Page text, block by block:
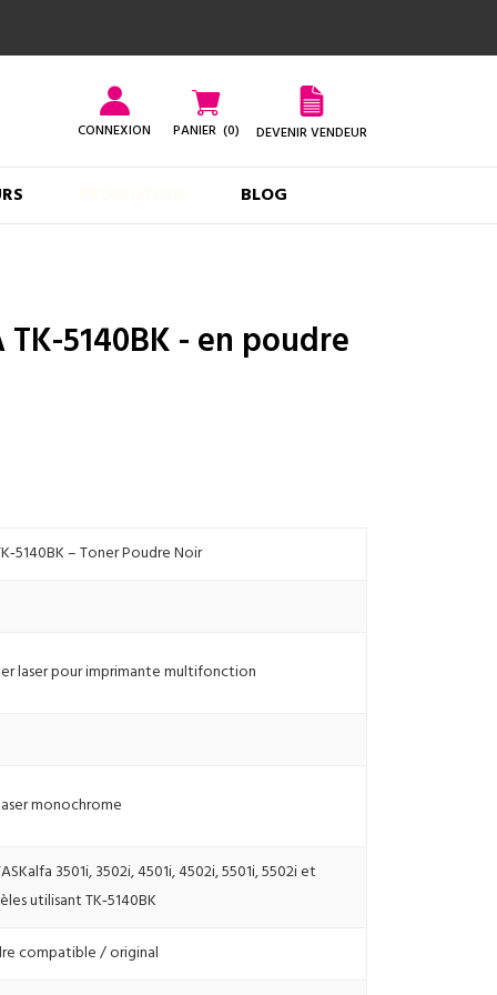
CONNEXION PANIER (0) DEVENIR VENDEUR
BLOG
TK-5140BK - en poudre
– Toner Poudre Noir
laser pour imprimante multifonction
monochrome
3501i, 3502i, 4501i, 4502i, 5501i, 5502i et
utilisant TK‑5140BK
compatible / original